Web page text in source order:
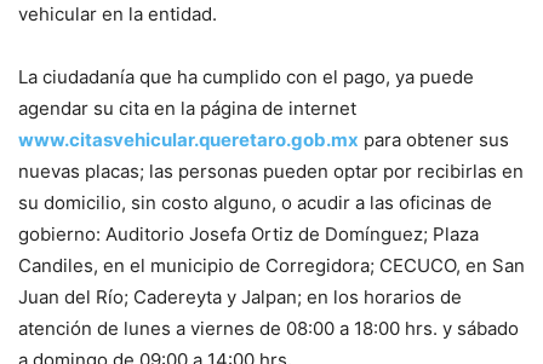
vehicular en la entidad.
La ciudadanía que ha cumplido con el pago, ya puede
agendar su cita en la página de internet
www.citasvehicular.queretaro.gob.mx para obtener sus
nuevas placas; las personas pueden optar por recibirlas en
su domicilio, sin costo alguno, o acudir a las oficinas de
gobierno: Auditorio Josefa Ortiz de Domínguez; Plaza
Candiles, en el municipio de Corregidora; CECUCO, en San
Juan del Río; Cadereyta y Jalpan; en los horarios de
atención de lunes a viernes de 08:00 a 18:00 hrs. y sábado